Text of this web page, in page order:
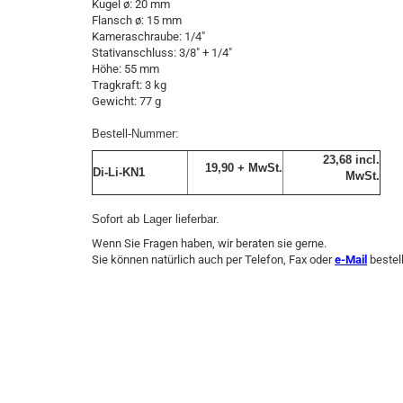
Kugel ø: 20 mm
Flansch ø: 15 mm
Kameraschraube: 1/4"
Stativanschluss: 3/8" + 1/4"
Höhe: 55 mm
Tragkraft: 3 kg
Gewicht: 77 g
Bestell-Nummer:
Di-Li-KN1 19,90 + MwSt.
23,68 incl.
MwSt.
Sofort ab Lager lieferbar.
Wenn Sie Fragen haben, wir beraten sie gerne.
Sie können natürlich auch per Telefon, Fax odere-Mail